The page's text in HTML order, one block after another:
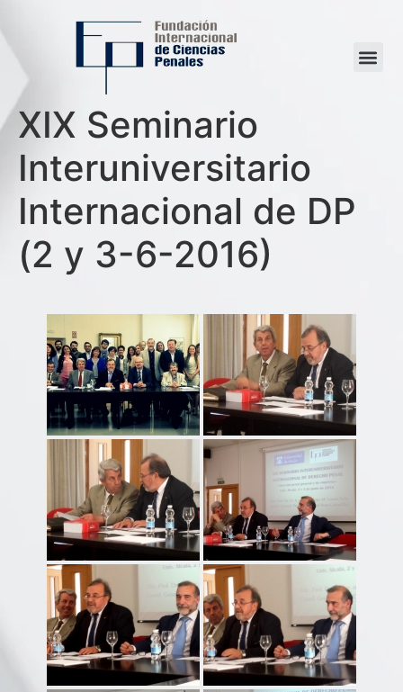
XIX Seminario
Interuniversitario
Internacional de DP
(2 y 3-6-2016)